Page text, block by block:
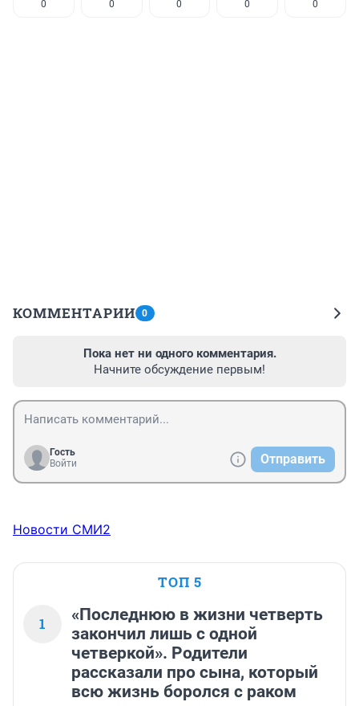
0 0 0 0 0
КОММЕНТАРИИ 0
Пока нет ни одного комментария.
Начните обсуждение первым!
Гость
Войти
Отправить
Новости СМИ2
ТОП 5
1
«Последнюю в жизни четверть
закончил лишь с одной
четверкой». Родители
рассказали про сына, который
всю жизнь боролся с раком